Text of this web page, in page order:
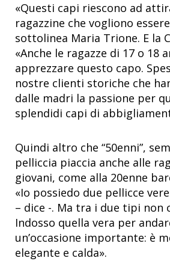
«Questi capi riescono ad
ragazzine che vogliono
sottolinea Maria Trione. E la
«Anche le ragazze di 17 o 18
apprezzare questo capo.
nostre clienti storiche che
dalle madri la passione per
splendidi capi di
Quindi altro che “50enni”,
pelliccia piaccia anche alle
giovani, come alla 20enne
«Io possiedo due pellicce
– dice -. Ma tra i due tipi non
Indosso quella vera per
un’occasione importante: è
elegante e calda».